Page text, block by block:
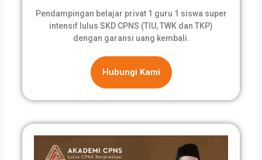
Pendampingan belajar privat 1 guru 1 siswa super
intensif lulus SKD CPNS (TIU, TWK dan TKP)
dengan garansi uang kembali.
Hubungi Kami